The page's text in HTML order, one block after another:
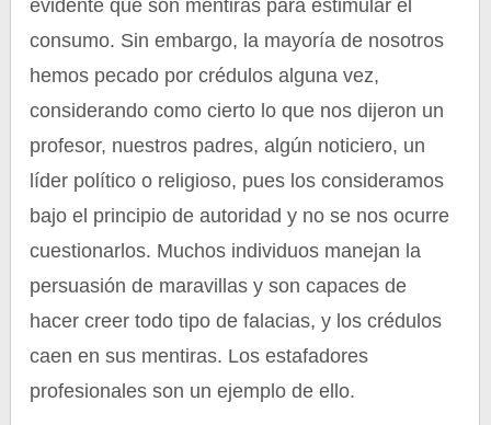
evidente que son mentiras para estimular el
consumo. Sin embargo, la mayoría de nosotros
hemos pecado por crédulos alguna vez,
considerando como cierto lo que nos dijeron un
profesor, nuestros padres, algún noticiero, un
líder político o religioso, pues los consideramos
bajo el principio de autoridad y no se nos ocurre
cuestionarlos. Muchos individuos manejan la
persuasión de maravillas y son capaces de
hacer creer todo tipo de falacias, y los crédulos
caen en sus mentiras. Los estafadores
profesionales son un ejemplo de ello.